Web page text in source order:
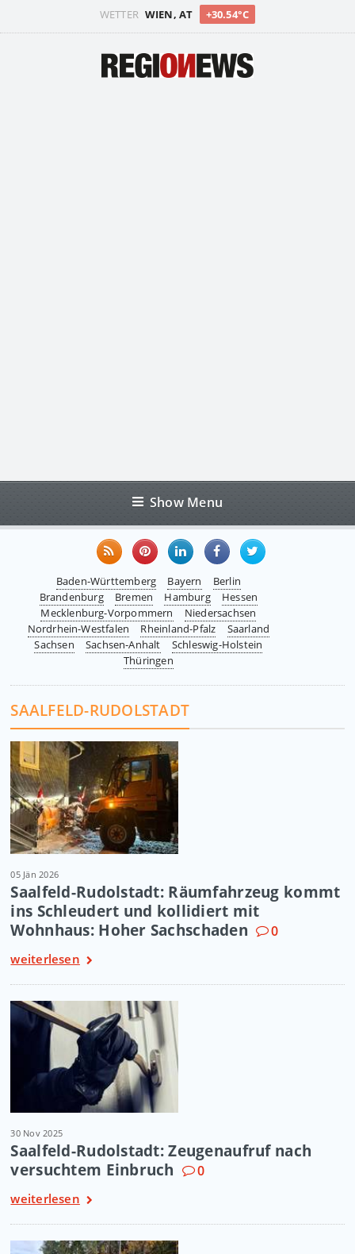
WETTER WIEN, AT +30.54°C
Show Menu
Baden-Württemberg Bayern
Berlin
Brandenburg
Bremen Hamburg
Hessen
Mecklenburg-Vorpommern
Niedersachsen
Nordrhein-Westfalen
Rheinland-Pfalz
Saarland
Sachsen
Sachsen-Anhalt
Schleswig-Holstein
Thüringen
SAALFELD-RUDOLSTADT
05 Jän 2026
Saalfeld-Rudolstadt: Räumfahrzeug kommt
ins Schleudert und kollidiert mit
Wohnhaus: Hoher Sachschaden
0
weiterlesen
30 Nov 2025
Saalfeld-Rudolstadt: Zeugenaufruf nach
versuchtem Einbruch
0
weiterlesen